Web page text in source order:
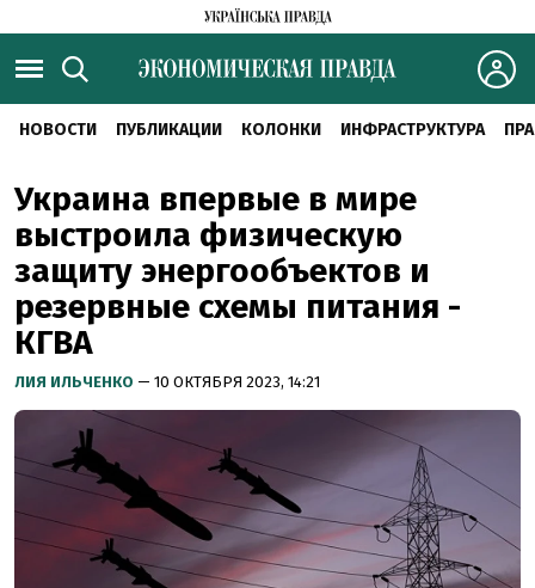
НОВОСТИ ПУБЛИКАЦИИ КОЛОНКИ ИНФРАСТРУКТУРА
Украина впервые в мире
выстроила физическую
защиту энергообъектов и
резервные схемы питания -
КГВА
ЛИЯ ИЛЬЧЕНКО — 10 ОКТЯБРЯ 2023, 14:21